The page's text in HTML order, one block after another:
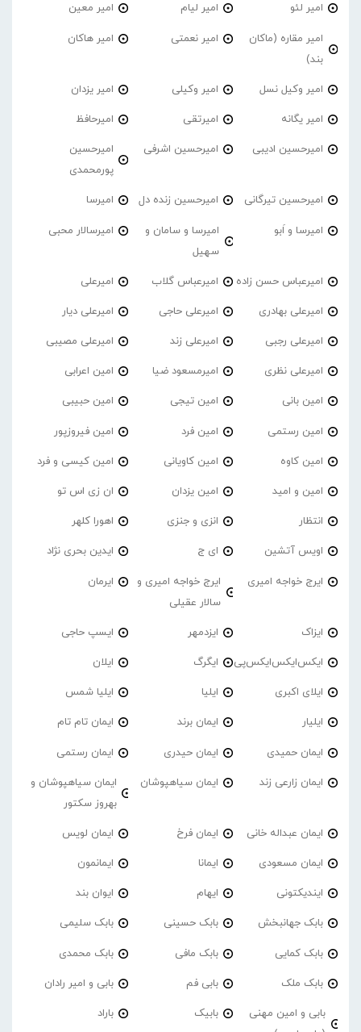
امیر لئو امیر لیام امیر معین
امیر مقاره (ماکان
بند)
امیر نعمتی امیر هاکان
امیر وکیل نسل امیر وکیلی امیر یزدان
امیر یگانه امیرتقی امیرحافظ
امیرحسین ادیبی امیرحسین اشرفی
امیرحسین
پورمحمدی
امیرحسین تیرگانی امیرحسین زنده دل امیرسا
امیرسا و اَبو
امیرسا و سامان و
سهیل
امیرسالار محبی
امیرعباس حسن زاده امیرعباس گلاب امیرعلی
امیرعلی بهادری امیرعلی حاجی امیرعلی دیار
امیرعلی رجبی امیرعلی زند امیرعلی مصیبی
امیرعلی نظری امیرمسعود ضیا امین اعرابی
امین بانی امین تیجی امین حبیبی
امین رستمی امین فرد امین فیروزپور
امین کاوه امین کاویانی امین کیسی و فرد
امین و امید امین یزدان ان زی اس تو
انتظار انزی و جنزی اهورا کلهر
اویس آتشین ای ج ایدین بحری نژاد
ایرج خواجه امیری
ایرج خواجه امیری و
سالار عقیلی
ایرمان
ایزاک ایزدمهر ایسپ حاجی
ایکس‌ایکس‌ایکس‌پی ایگرگ ایلان
ایلای اکبری ایلیا ایلیا شمس
ایلیار ایمان برند ایمان تام تام
ایمان حمیدی ایمان حیدری ایمان رستمی
ایمان زارعی زند ایمان سیاهپوشان
ایمان سیاهپوشان و
بهروز سکتور
ایمان عبداله خانی ایمان فرخ ایمان لویس
ایمان مسعودی ایمانا ایمانمون
ایندیکتونی ایهام ایوان بند
بابک جهانبخش بابک حسینی بابک سلیمی
بابک کمایی بابک مافی بابک محمدی
بابک ملک بابی فم بابی و امیر رادان
بابی و امین مهنی
بابیک باراد